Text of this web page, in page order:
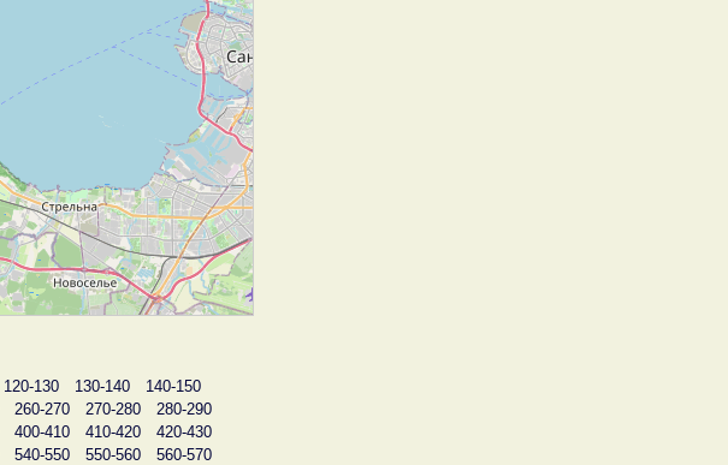
120-130 130-140
140-150
260-270 270-280
280-290
400-410 410-420
420-430
540-550 550-560
560-570